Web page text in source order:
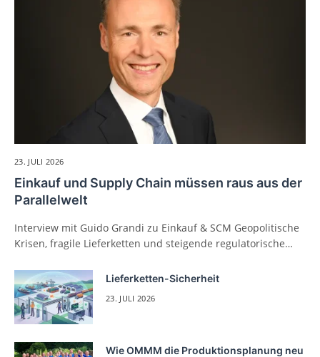
23. JULI 2026
Einkauf und Supply Chain müssen raus aus der
Parallelwelt
Interview mit Guido Grandi zu Einkauf & SCM Geopolitische
Krisen, fragile Lieferketten und steigende regulatorische…
Lieferketten-Sicherheit
23. JULI 2026
Wie OMMM die Produktionsplanung neu